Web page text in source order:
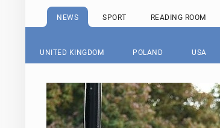
NEWS SPORT READING ROOM
UNITED KINGDOM POLAND USA